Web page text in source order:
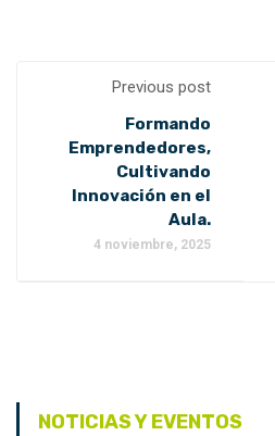
Previous post
Formando
Emprendedores,
Cultivando
Innovación en el
Aula.
4 noviembre, 2025
NOTICIAS Y EVENTOS